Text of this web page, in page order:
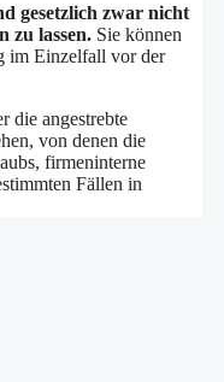
gesetzlich zwar nicht
zu lassen. Sie können
im Einzelfall vor der
die angestrebte
von denen die
firmeninterne
Fällen in